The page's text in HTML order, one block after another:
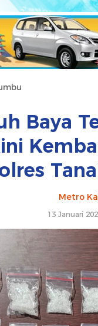
Baya
Metro
13 Januari